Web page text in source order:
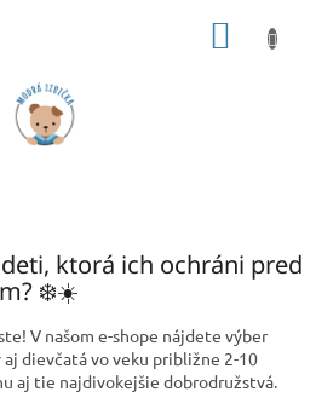
ktorá ich ochráni pred
❄️☀️
V našom e-shope nájdete výber
aj dievčatá vo veku približne 2-10
aj tie najdivokejšie dobrodružstvá.